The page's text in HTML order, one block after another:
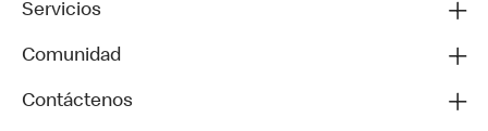
Servicios
Comunidad
Contáctenos